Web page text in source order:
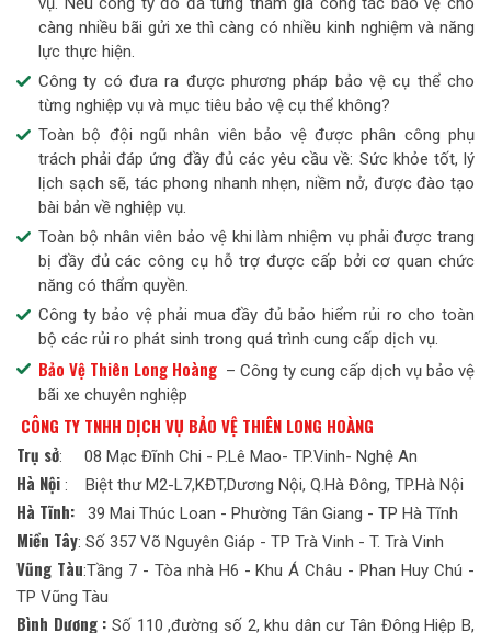
càng nhiều bãi gửi xe thì càng có nhiều kinh nghiệm và năng
lực thực hiện.
Công ty có đưa ra được phương pháp bảo vệ cụ thể cho
từng nghiệp vụ và mục tiêu bảo vệ cụ thể không?
Toàn bộ đội ngũ nhân viên bảo vệ được phân công phụ
trách phải đáp ứng đầy đủ các yêu cầu về: Sức khỏe tốt, lý
lịch sạch sẽ, tác phong nhanh nhẹn, niềm nở, được đào tạo
bài bản về nghiệp vụ.
Toàn bộ nhân viên bảo vệ khi làm nhiệm vụ phải được trang
bị đầy đủ các công cụ hỗ trợ được cấp bởi cơ quan chức
năng có thẩm quyền.
Công ty bảo vệ phải mua đầy đủ bảo hiểm rủi ro cho toàn
bộ các rủi ro phát sinh trong quá trình cung cấp dịch vụ.
Bảo Vệ Thiên Long Hoàng – Công ty cung cấp dịch vụ bảo vệ
bãi xe chuyên nghiệp
CÔNG TY TNHH DỊCH VỤ BẢO VỆ THIÊN LONG HOÀNG
Trụ sở: 08 Mạc Đĩnh Chi - P.Lê Mao- TP.Vinh- Nghệ An
Hà Nội : Biệt thư M2-L7,KĐT,Dương Nội, Q.Hà Đông, TP.Hà Nội
Hà Tĩnh: 39 Mai Thúc Loan - Phường Tân Giang - TP Hà Tĩnh
Miền Tây: Số 357 Võ Nguyên Giáp - TP Trà Vinh - T. Trà Vinh
Vũng Tàu:Tầng 7 - Tòa nhà H6 - Khu Á Châu - Phan Huy Chú -
TP Vũng Tàu
Bình Dương : Số 110 ,đường số 2, khu dân cư Tân Đông Hiệp B,